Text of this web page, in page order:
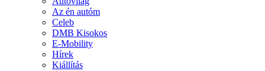
Az én autóm
Celeb
DMB Kisokos
E-Mobility
Hírek
Kiállítás